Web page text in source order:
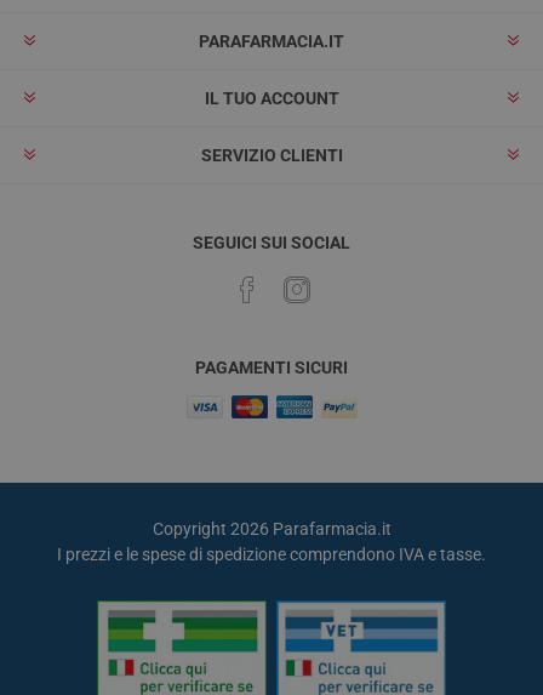
PARAFARMACIA.IT
IL TUO ACCOUNT
SERVIZIO CLIENTI
SEGUICI SUI SOCIAL
PAGAMENTI SICURI
Copyright 2026 Parafarmacia.it
I prezzi e le spese di spedizione comprendono IVA e tasse.